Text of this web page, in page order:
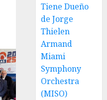
Tiene Dueño
de Jorge
Thielen
Armand
Miami
Symphony
Orchestra
(MISO)